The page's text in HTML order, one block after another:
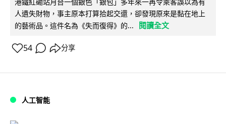
人遺失財物，事主原本打算拾起交還，卻發現原來是黏在地上
的藝術品。這件名為《失而復得》的...
閱讀全文
54 分享
人工智能